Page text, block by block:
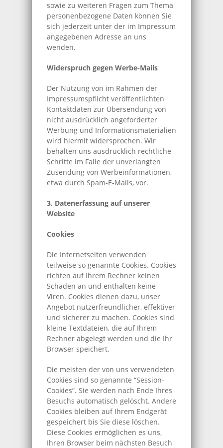
sowie zu weiteren Fragen zum Thema
personenbezogene Daten können Sie
sich jederzeit unter der im Impressum
angegebenen Adresse an uns
wenden.
Widerspruch gegen Werbe-Mails
Der Nutzung von im Rahmen der
Impressumspflicht veröffentlichten
Kontaktdaten zur Übersendung von
nicht ausdrücklich angeforderter
Werbung und Informationsmaterialien
wird hiermit widersprochen. Wir
behalten uns ausdrücklich rechtliche
Schritte im Falle der unverlangten
Zusendung von Werbeinformationen,
etwa durch Spam-E-Mails, vor.
3. Datenerfassung auf unserer
Website
Cookies
Die Internetseiten verwenden
teilweise so genannte Cookies. Cookies
richten auf Ihrem Rechner keinen
Schaden an und enthalten keine
Viren. Cookies dienen dazu, unser
Angebot nutzerfreundlicher, effektiver
und sicherer zu machen. Cookies sind
kleine Textdateien, die auf Ihrem
Rechner abgelegt werden und die Ihr
Browser speichert.
Die meisten der von uns verwendeten
Cookies sind so genannte “Session-
Cookies”. Sie werden nach Ende Ihres
Besuchs automatisch gelöscht. Andere
Cookies bleiben auf Ihrem Endgerät
gespeichert bis Sie diese löschen.
Diese Cookies ermöglichen es uns,
Ihren Browser beim nächsten Besuch